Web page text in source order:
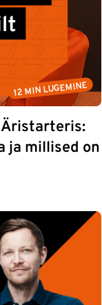
12 MIN LUGEMINE
ja millised on